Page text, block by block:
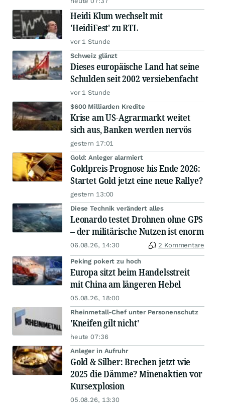
Heidi Klum wechselt mit
'HeidiFest' zu RTL
vor 1 Stunde
Schweiz glänzt
Dieses europäische Land hat seine
Schulden seit 2002 versiebenfacht
vor 1 Stunde
$600 Milliarden Kredite
Krise am US-Agrarmarkt weitet
sich aus, Banken werden nervös
gestern 17:01
Gold: Anleger alarmiert
Goldpreis-Prognose bis Ende 2026:
Startet Gold jetzt eine neue Rallye?
gestern 13:00
Diese Technik verändert alles
Leonardo testet Drohnen ohne GPS
– der militärische Nutzen ist enorm
06.08.26, 14:30 2 Kommentare
Peking pokert zu hoch
Europa sitzt beim Handelsstreit
mit China am längeren Hebel
05.08.26, 18:00
Rheinmetall-Chef unter Personenschutz
'Kneifen gilt nicht'
heute 07:36
Anleger in Aufruhr
Gold & Silber: Brechen jetzt wie
2025 die Dämme? Minenaktien vor
Kursexplosion
05.08.26, 13:30